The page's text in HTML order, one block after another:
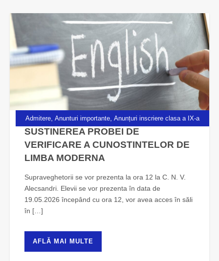
Admitere Anunturi importante Anunțuri inscriere clasa a IX-a
SUSTINEREA PROBEI DE
VERIFICARE A CUNOSTINTELOR DE
LIMBA MODERNA
Supraveghetorii se vor prezenta la ora 12 la C. N. V.
Alecsandri. Elevii se vor prezenta în data de
19.05.2026 începând cu ora 12, vor avea acces în săli
în […]
AFLĂ MAI MULTE